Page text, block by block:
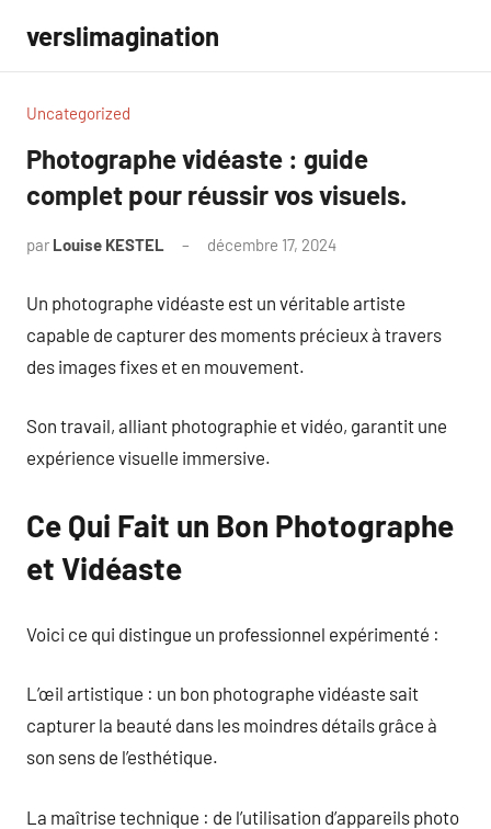
contenu
verslimagination
Uncategorized
Photographe vidéaste : guide
complet pour réussir vos visuels.
par Louise KESTEL décembre 17, 2024
Un photographe vidéaste est un véritable artiste
capable de capturer des moments précieux à travers
des images fixes et en mouvement.
Son travail, alliant photographie et vidéo, garantit une
expérience visuelle immersive.
Ce Qui Fait un Bon Photographe
et Vidéaste
Voici ce qui distingue un professionnel expérimenté :
L’œil artistique : un bon photographe vidéaste sait
capturer la beauté dans les moindres détails grâce à
son sens de l’esthétique.
La maîtrise technique : de l’utilisation d’appareils photo